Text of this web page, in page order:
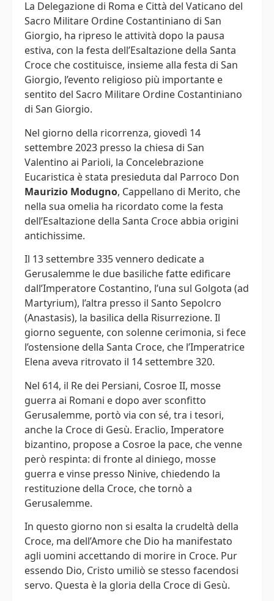
La Delegazione di Roma e Città del Vaticano del
Sacro Militare Ordine Costantiniano di San
Giorgio, ha ripreso le attività dopo la pausa
estiva, con la festa dell’Esaltazione della Santa
Croce che costituisce, insieme alla festa di San
Giorgio, l’evento religioso più importante e
sentito del Sacro Militare Ordine Costantiniano
di San Giorgio.
Nel giorno della ricorrenza, giovedì 14
settembre 2023 presso la chiesa di San
Valentino ai Parioli, la Concelebrazione
Eucaristica è stata presieduta dal Parroco Don
Maurizio Modugno, Cappellano di Merito, che
nella sua omelia ha ricordato come la festa
dell’Esaltazione della Santa Croce abbia origini
antichissime.
Il 13 settembre 335 vennero dedicate a
Gerusalemme le due basiliche fatte edificare
dall’Imperatore Costantino, l’una sul Golgota (ad
Martyrium), l’altra presso il Santo Sepolcro
(Anastasis), la basilica della Risurrezione. Il
giorno seguente, con solenne cerimonia, si fece
l’ostensione della Santa Croce, che l’Imperatrice
Elena aveva ritrovato il 14 settembre 320.
Nel 614, il Re dei Persiani, Cosroe II, mosse
guerra ai Romani e dopo aver sconfitto
Gerusalemme, portò via con sé, tra i tesori,
anche la Croce di Gesù. Eraclio, Imperatore
bizantino, propose a Cosroe la pace, che venne
però respinta: di fronte al diniego, mosse
guerra e vinse presso Ninive, chiedendo la
restituzione della Croce, che tornò a
Gerusalemme.
In questo giorno non si esalta la crudeltà della
Croce, ma dell’Amore che Dio ha manifestato
agli uomini accettando di morire in Croce. Pur
essendo Dio, Cristo umiliò se stesso facendosi
servo. Questa è la gloria della Croce di Gesù.